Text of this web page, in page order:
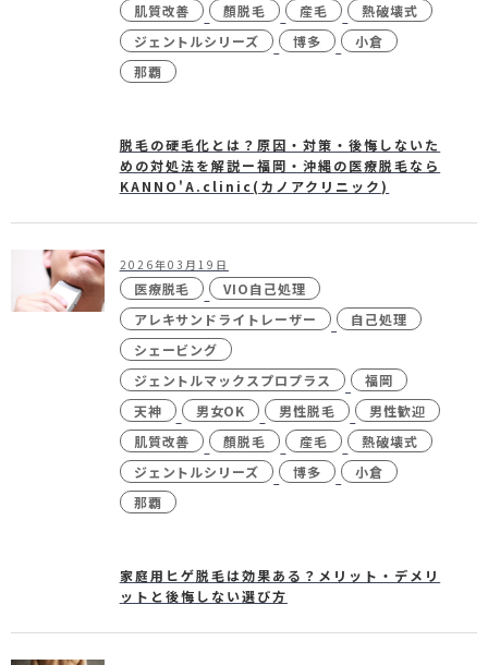
肌質改善 顏脱毛 産毛
熱破壊式
ジェントルシリーズ
博多
小倉
那覇
脱毛の硬毛化とは？原因・対策・後悔しないた
めの対処法を解説ー福岡・沖縄の医療脱毛なら
KANNO'A.clinic(カノアクリニック)
2026年03月19日
医療脱毛
VIO自己処理
アレキサンドライトレーザー
自己処理
シェービング
ジェントルマックスプロプラス
福岡
天神
男女OK 男性脱毛
男性歓迎
肌質改善
顏脱毛 産毛
熱破壊式
ジェントルシリーズ
博多
小倉
那覇
家庭用ヒゲ脱毛は効果ある？メリット・デメリ
ットと後悔しない選び方